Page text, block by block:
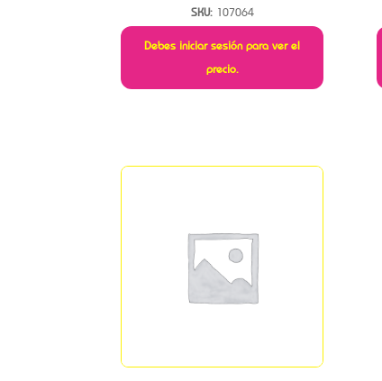
SKU: 107064
Debes iniciar sesión para ver el
precio.